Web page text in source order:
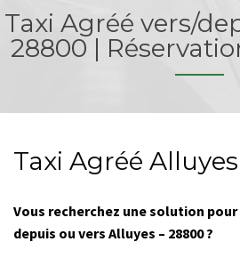
Taxi Agréé vers/
28800 |
Taxi Agréé
Vous recherchez une solution
depuis ou vers Alluyes – 28800 ?